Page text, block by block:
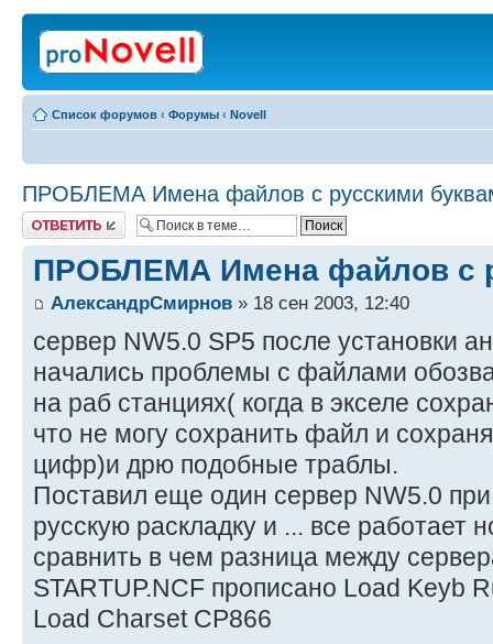
Список форумов ‹ Форумы ‹ Novell
ПРОБЛЕМА Имена файлов с русскими
Ответить
ПРОБЛЕМА Имена файлов с
АлександрСмирнов » 18 сен 2003, 12:40
сервер NW5.0 SP5 после установки
начались проблемы с файлами
на раб станциях( когда в экселе
что не могу сохранить файл и
цифр)и дрю подобные траблы.
Поставил еще один сервер NW5.0
русскую раскладку и ... все работает
сравнить в чем разница между
STARTUP.NCF прописано Load Keyb
Load Charset CP866